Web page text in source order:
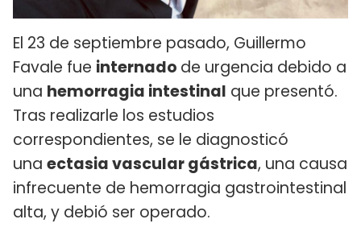
El 23 de septiembre pasado, Guillermo
Favale fue internado de urgencia debido a
una hemorragia intestinal que presentó.
Tras realizarle los estudios
correspondientes, se le diagnosticó
una ectasia vascular gástrica, una causa
infrecuente de hemorragia gastrointestinal
alta, y debió ser operado.